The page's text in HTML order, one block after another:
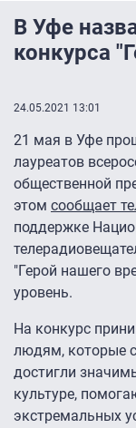
В Уфе
конкурса
24.05.2021 13:01
21 мая в Уфе
лауреатов
общественной
этом сообщает
поддержке
"Герой нашего
уровень.
На конкурс
людям, которые
достигли
культуре,
экстремальных